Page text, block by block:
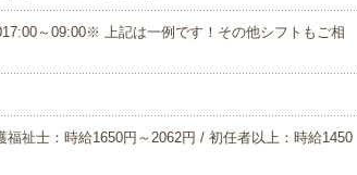
～09:00※ 上記は一例です！その他シフトもご相
祉士：時給1650円～2062円 / 初任者以上：時給1450